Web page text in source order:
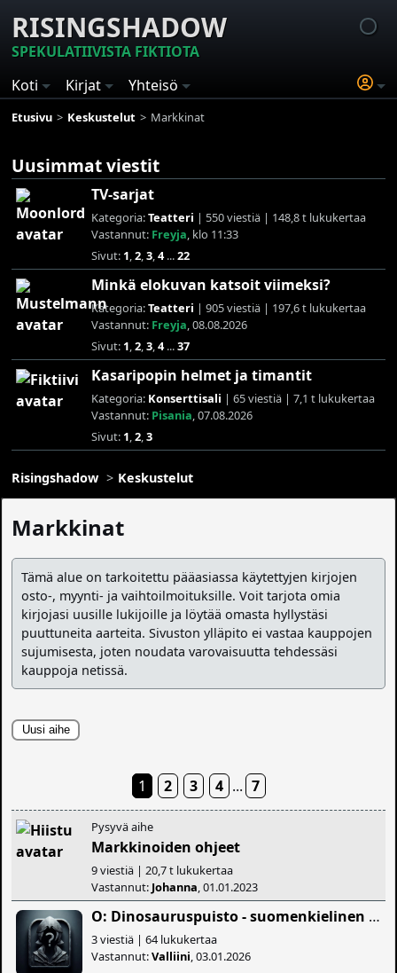
RISINGSHADOW
SPEKULATIIVISTA FIKTIOTA
Koti
Kirjat Yhteisö
Etusivu Keskustelut Markkinat
Uusimmat viestit
TV-sarjat
Kategoria:Teatteri | 550 viestiä | 148,8 t lukukertaa
Vastannut: Freyja , klo 11:33
Sivut: 1 ,2 ,3 ,4...22
Minkä elokuvan katsoit viimeksi?
Kategoria:Teatteri | 905 viestiä | 197,6 t lukukertaa
Vastannut: Freyja , 08.08.2026
Sivut: 1 ,2 ,3 ,4...37
Kasaripopin helmet ja timantit
Kategoria: Konserttisali | 65 viestiä | 7,1 t lukukertaa
Vastannut: Pisania , 07.08.2026
Sivut: 1 ,2 ,3
Risingshadow Keskustelut
Markkinat
Tämä alue on tarkoitettu pääasiassa käytettyjen kirjojen
osto-, myynti- ja vaihtoilmoituksille. Voit tarjota omia
kirjojasi uusille lukijoille ja löytää omasta hyllystäsi
puuttuneita aarteita. Sivuston ylläpito ei vastaa kauppojen
sujumisesta, joten noudata varovaisuutta tehdessäsi
kauppoja netissä.
Uusi aihe
1 2 3 4 ... 7
Pysyvä aihe
Markkinoiden ohjeet
9 viestiä | 20,7 t lukukertaa
Vastannut: Johanna , 01.01.2023
O: Dinosauruspuisto - suomenkielinen kirja
3 viestiä | 64 lukukertaa
Vastannut:Valliini , 03.01.2026